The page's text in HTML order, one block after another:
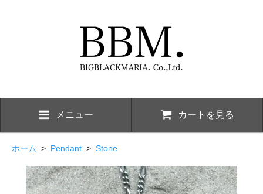
メニュー カートを見る
ホーム > Pendant > Stone